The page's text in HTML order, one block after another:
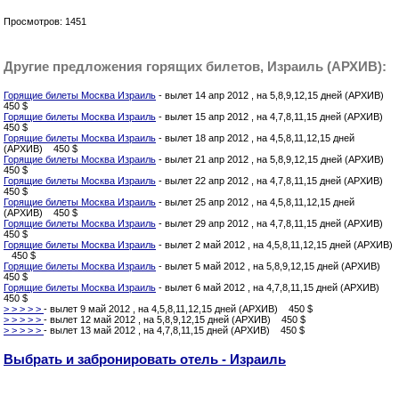
Просмотров: 1451
Другие предложения горящих билетов, Израиль (АРХИВ):
Горящие билеты Москва Израиль - вылет 14 апр 2012 , на 5,8,9,12,15 дней (АРХИВ)
450 $
Горящие билеты Москва Израиль - вылет 15 апр 2012 , на 4,7,8,11,15 дней (АРХИВ)
450 $
Горящие билеты Москва Израиль - вылет 18 апр 2012 , на 4,5,8,11,12,15 дней
(АРХИВ) 450 $
Горящие билеты Москва Израиль - вылет 21 апр 2012 , на 5,8,9,12,15 дней (АРХИВ)
450 $
Горящие билеты Москва Израиль - вылет 22 апр 2012 , на 4,7,8,11,15 дней (АРХИВ)
450 $
Горящие билеты Москва Израиль - вылет 25 апр 2012 , на 4,5,8,11,12,15 дней
(АРХИВ) 450 $
Горящие билеты Москва Израиль - вылет 29 апр 2012 , на 4,7,8,11,15 дней (АРХИВ)
450 $
Горящие билеты Москва Израиль - вылет 2 май 2012 , на 4,5,8,11,12,15 дней (АРХИВ)
450 $
Горящие билеты Москва Израиль - вылет 5 май 2012 , на 5,8,9,12,15 дней (АРХИВ)
450 $
Горящие билеты Москва Израиль - вылет 6 май 2012 , на 4,7,8,11,15 дней (АРХИВ)
450 $
> > > > > - вылет 9 май 2012 , на 4,5,8,11,12,15 дней (АРХИВ) 450 $
> > > > > - вылет 12 май 2012 , на 5,8,9,12,15 дней (АРХИВ) 450 $
> > > > > - вылет 13 май 2012 , на 4,7,8,11,15 дней (АРХИВ) 450 $
Выбрать и забронировать отель - Израиль